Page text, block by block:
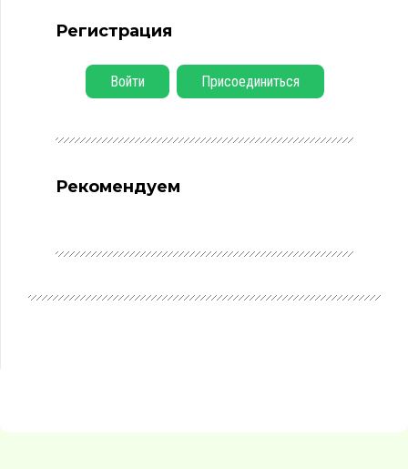
Регистрация
Войти Присоединиться
Рекомендуем